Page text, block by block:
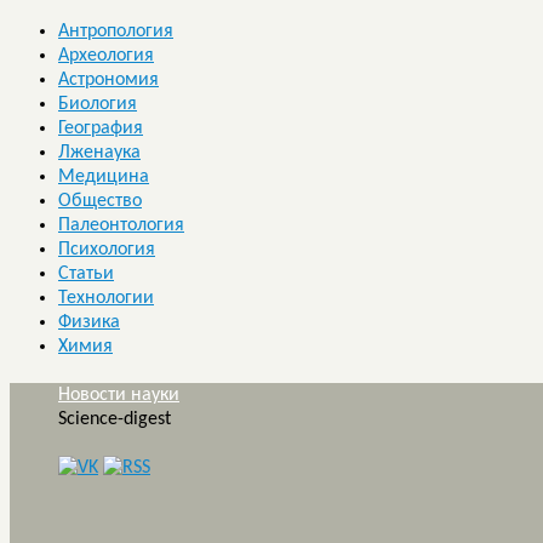
Антропология
Археология
Астрономия
Биология
География
Лженаука
Медицина
Общество
Палеонтология
Психология
Статьи
Технологии
Физика
Химия
Новости науки
Science-digest